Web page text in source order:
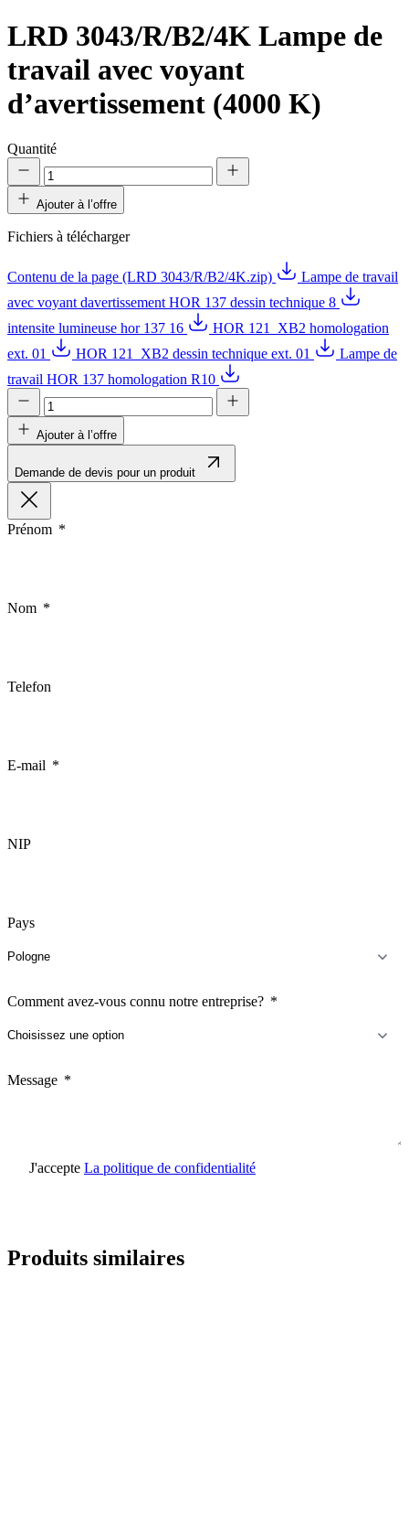
LRD 3043/R/B2/4K Lampe de
travail avec voyant
d’avertissement (4000 K)
Quantité
Ajouter à l’offre
Fichiers à télécharger
Contenu de la page (LRD 3043/R/B2/4K.zip)
Lampe de travail
avec voyant davertissement HOR 137 dessin technique 8
intensite lumineuse hor 137 16
HOR 121_XB2 homologation
ext. 01
HOR 121_XB2 dessin technique ext. 01
Lampe de
travail HOR 137 homologation R10
Ajouter à l’offre
Demande de devis pour un produit
Prénom
Nom
Telefon
E-mail
NIP
Pays
Comment avez-vous connu notre entreprise?
Message
J'accepte La politique de confidentialité
Produits similaires